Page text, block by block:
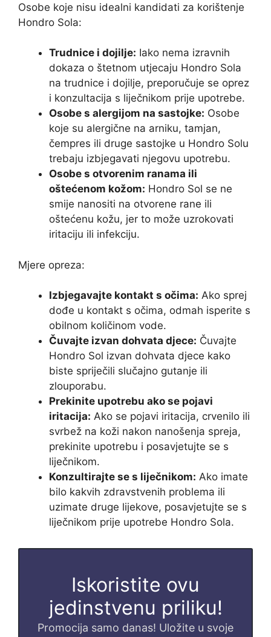
Osobe koje nisu idealni kandidati za korištenje
Hondro Sola:
Trudnice i dojilje: Iako nema izravnih
dokaza o štetnom utjecaju Hondro Sola
na trudnice i dojilje, preporučuje se oprez
i konzultacija s liječnikom prije upotrebe.
Osobe s alergijom na sastojke: Osobe
koje su alergične na arniku, tamjan,
čempres ili druge sastojke u Hondro Solu
trebaju izbjegavati njegovu upotrebu.
Osobe s otvorenim ranama ili
oštećenom kožom: Hondro Sol se ne
smije nanositi na otvorene rane ili
oštećenu kožu, jer to može uzrokovati
iritaciju ili infekciju.
Mjere opreza:
Izbjegavajte kontakt s očima: Ako sprej
dođe u kontakt s očima, odmah isperite s
obilnom količinom vode.
Čuvajte izvan dohvata djece: Čuvajte
Hondro Sol izvan dohvata djece kako
biste spriječili slučajno gutanje ili
zlouporabu.
Prekinite upotrebu ako se pojavi
iritacija: Ako se pojavi iritacija, crvenilo ili
svrbež na koži nakon nanošenja spreja,
prekinite upotrebu i posavjetujte se s
liječnikom.
Konzultirajte se s liječnikom: Ako imate
bilo kakvih zdravstvenih problema ili
uzimate druge lijekove, posavjetujte se s
liječnikom prije upotrebe Hondro Sola.
Iskoristite ovu
jedinstvenu priliku!
Promocija samo danas! Uložite u svoje